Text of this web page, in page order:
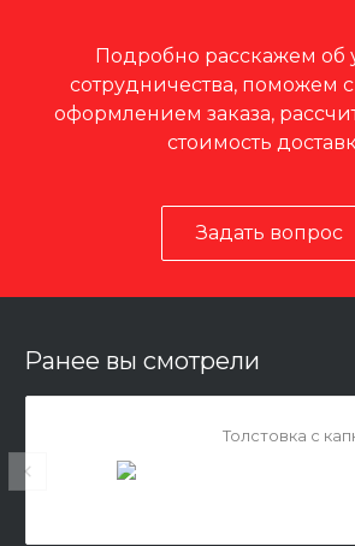
Подробно расскажем об
сотрудничества, поможем
оформлением заказа,
стоимость
Задать вопрос
Ранее вы смотрели
Толстовка с